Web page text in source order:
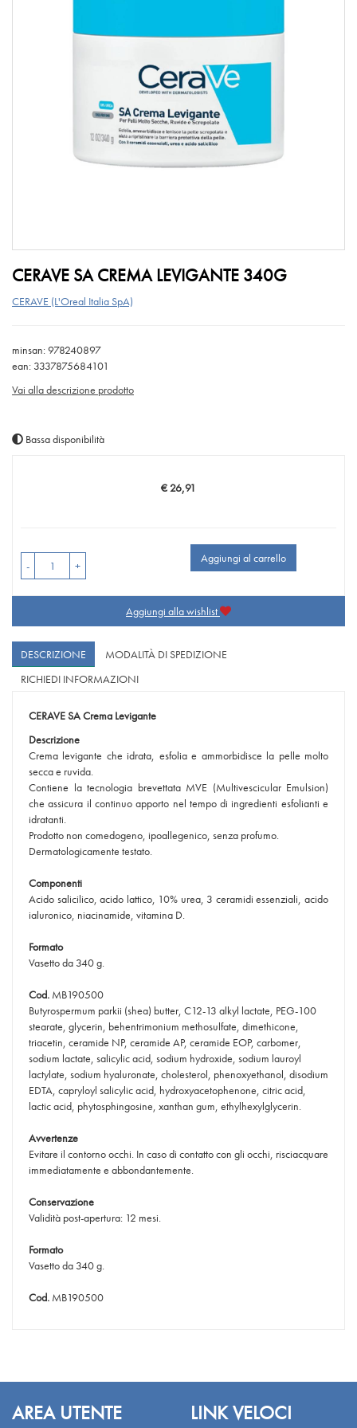
CERAVE SA CREMA LEVIGANTE 340G
CERAVE (L'Oreal Italia SpA)
minsan: 978240897
ean: 3337875684101
Vai alla descrizione prodotto
Bassa disponibilità
Prezzo
€ 26,91
- +
Aggiungi al carrello
Aggiungi alla wishlist
DESCRIZIONE
MODALITÀ DI SPEDIZIONE
RICHIEDI INFORMAZIONI
CERAVE SA Crema Levigante
Descrizione
Crema levigante che idrata, esfolia e ammorbidisce la pelle molto
secca e ruvida.
Contiene la tecnologia brevettata MVE (Multivescicular Emulsion)
che assicura il continuo apporto nel tempo di ingredienti esfolianti e
idratanti.
Prodotto non comedogeno, ipoallegenico, senza profumo.
Dermatologicamente testato.
Componenti
Acido salicilico, acido lattico, 10% urea, 3 ceramidi essenziali, acido
ialuronico, niacinamide, vitamina D.
Formato
Vasetto da 340 g.
Cod. MB190500
Butyrospermum parkii (shea) butter, C12-13 alkyl lactate, PEG-100
stearate, glycerin, behentrimonium methosulfate, dimethicone,
triacetin, ceramide NP, ceramide AP, ceramide EOP, carbomer,
sodium lactate, salicylic acid, sodium hydroxide, sodium lauroyl
lactylate, sodium hyaluronate, cholesterol, phenoxyethanol, disodium
EDTA, capryloyl salicylic acid, hydroxyacetophenone, citric acid,
lactic acid, phytosphingosine, xanthan gum, ethylhexylglycerin.
Avvertenze
Evitare il contorno occhi. In caso di contatto con gli occhi, risciacquare
immediatamente e abbondantemente.
Conservazione
Validità post-apertura: 12 mesi.
Formato
Vasetto da 340 g.
Cod. MB190500
AREA UTENTE LINK VELOCI